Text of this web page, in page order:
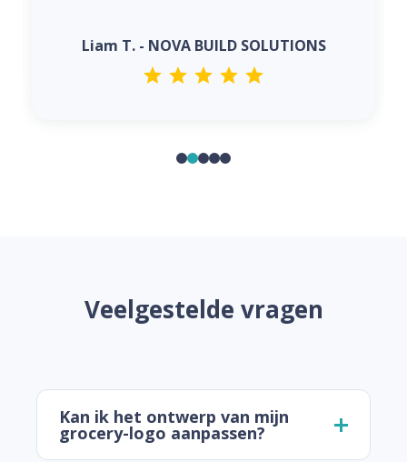
Liam T. - NOVA BUILD SOLUTIONS
Veelgestelde vragen
Kan ik het ontwerp van mijn
grocery-logo aanpassen?